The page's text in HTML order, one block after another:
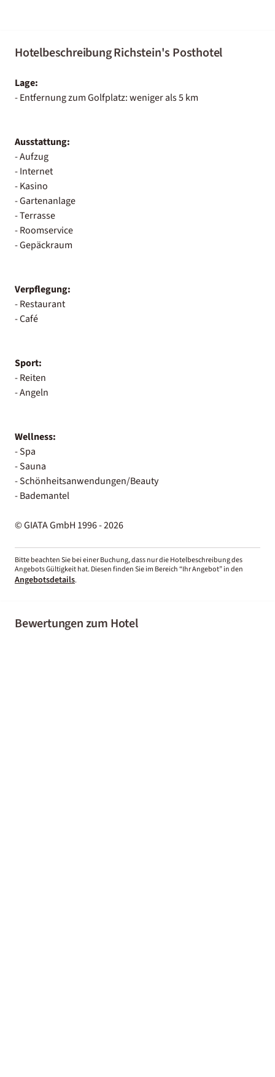
Hotelbeschreibung Richstein's Posthotel
Lage:
- Entfernung zum Golfplatz: weniger als 5 km
Ausstattung:
- Aufzug
- Internet
- Kasino
- Gartenanlage
- Terrasse
- Roomservice
- Gepäckraum
Verpflegung:
- Restaurant
- Café
Sport:
- Reiten
- Angeln
Wellness:
- Spa
- Sauna
- Schönheitsanwendungen/Beauty
- Bademantel
© GIATA GmbH 1996 - 2026
Bitte beachten Sie bei einer Buchung, dass nur die Hotelbeschreibung des
Angebots Gültigkeit hat. Diesen finden Sie im Bereich “Ihr Angebot” in den
Angebotsdetails.
Bewertungen zum Hotel